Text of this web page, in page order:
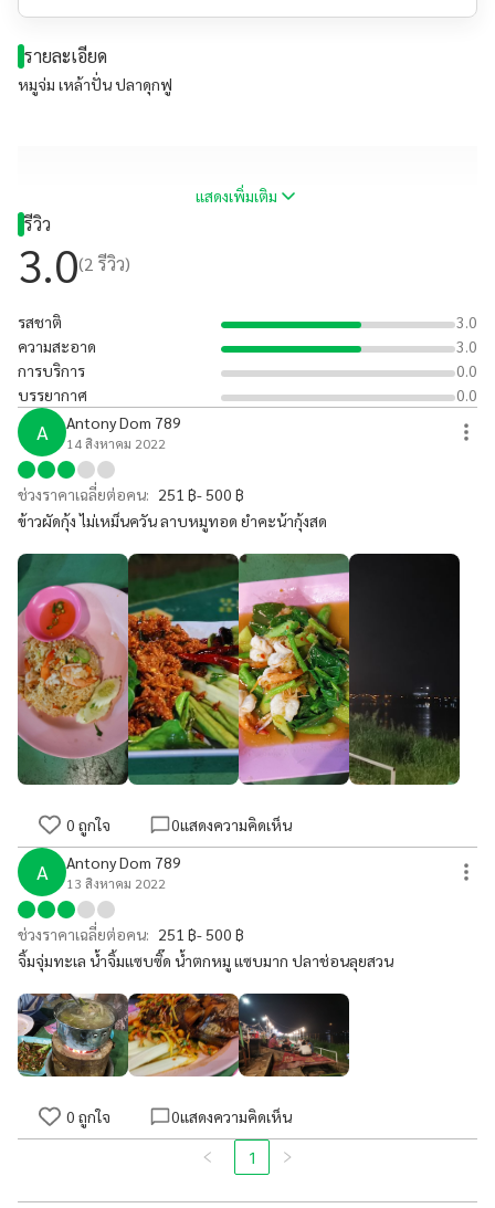
รายละเอียด
หมูจ่ม เหล้าปั่น ปลาดุกฟู
แสดงเพิ่มเติม
รีวิว
3.0(2 รีวิว)
รสชาติ
3.0
ความสะอาด
3.0
การบริการ
0.0
บรรยากาศ
0.0
A Antony Dom 789
14 สิงหาคม 2022
ช่วงราคาเฉลี่ยต่อคน: 251 ฿- 500 ฿
ข้าวผัดกุ้ง ไม่เหม็นควัน ลาบหมูทอด ยำคะน้ากุ้งสด
0 ถูกใจ 0แสดงความคิดเห็น
A Antony Dom 789
13 สิงหาคม 2022
ช่วงราคาเฉลี่ยต่อคน: 251 ฿- 500 ฿
จิ้มจุ่มทะเล น้ำจิ้มแซบซิ๊ด น้ำตกหมู แซบมาก ปลาช่อนลุยสวน
0 ถูกใจ 0แสดงความคิดเห็น
1